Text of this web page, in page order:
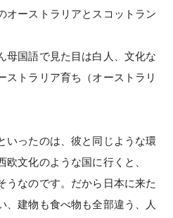
オーストラリアとスコットラン
母国語で見た目は白人、文化な
ストラリア育ち（オーストラリ
いったのは、彼と同じような環
文化のような国に行くと、
うなのです。だから日本に来た
、建物も食べ物も全部違う、人